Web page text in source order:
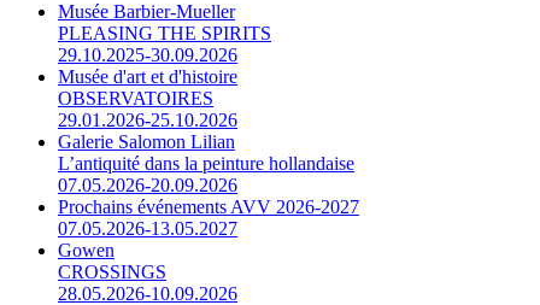
Musée Barbier-Mueller
PLEASING THE SPIRITS
29.10.2025-30.09.2026
Musée d'art et d'histoire
OBSERVATOIRES
29.01.2026-25.10.2026
Galerie Salomon Lilian
L’antiquité dans la peinture hollandaise
07.05.2026-20.09.2026
Prochains événements AVV 2026-2027
07.05.2026-13.05.2027
Gowen
CROSSINGS
28.05.2026-10.09.2026